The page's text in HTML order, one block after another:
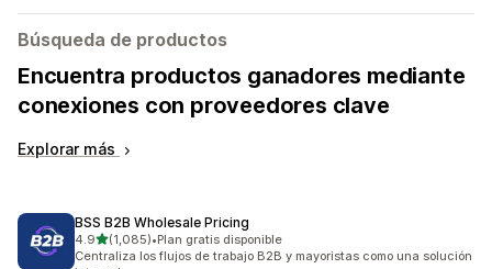
Búsqueda de productos
Encuentra productos ganadores mediante
conexiones con proveedores clave
Explorar más
BSS B2B Wholesale Pricing
4.9de 5 estrellas
(1,085)
1085 reseñas en total
•Plan gratis disponible
Centraliza los flujos de trabajo B2B y mayoristas como una solución